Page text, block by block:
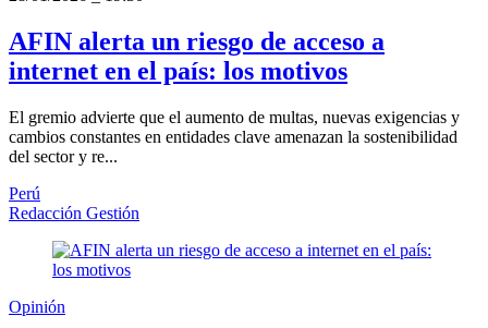
AFIN alerta un riesgo de acceso a
internet en el país: los motivos
El gremio advierte que el aumento de multas, nuevas exigencias y
cambios constantes en entidades clave amenazan la sostenibilidad
del sector y re...
Perú
Redacción Gestión
Opinión